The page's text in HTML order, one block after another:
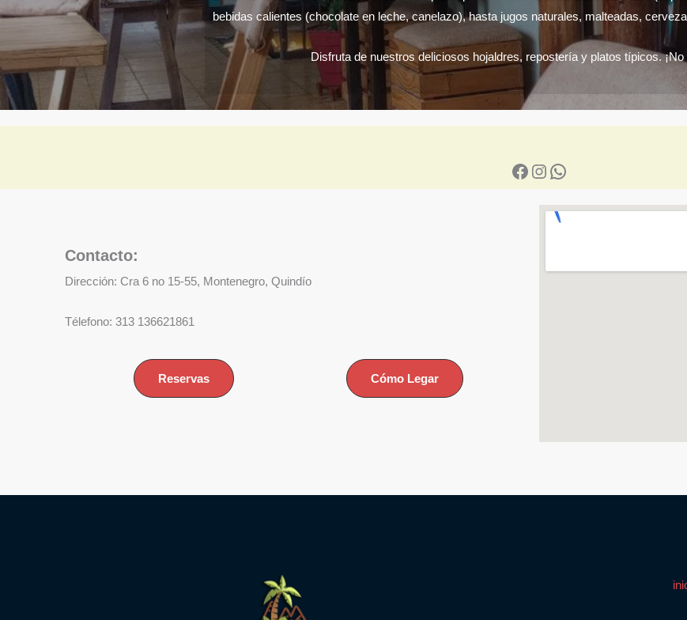
bebidas calientes (chocolate en leche, canelazo), hasta jugos naturales, malteadas,
Disfruta de nuestros deliciosos hojaldres, repostería y platos típicos. ¡No
Facebook
Instagram
WhatsApp
Contacto:
Dirección: Cra 6 no 15-55, Montenegro, Quindío
Télefono: 313 136621861
Reservas Cómo Legar